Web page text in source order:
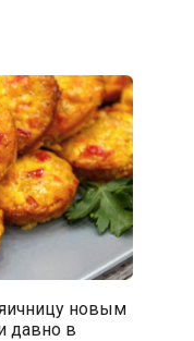
новым
давно в